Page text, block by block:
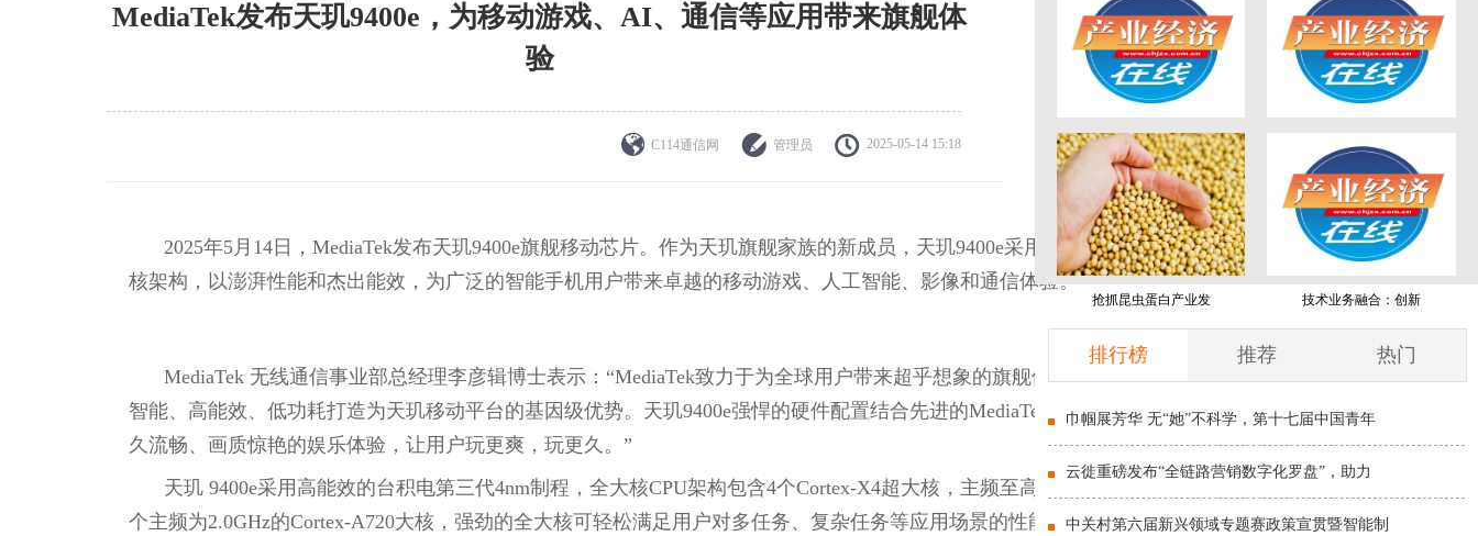
MediaTek发布天玑9400e，为移动游戏、AI、通信等应用带来旗舰体
验
C114通信网 管理员 2025-05-14 15:18
2025年5月14日，MediaTek发布天玑9400e旗舰移动芯片。作为天玑旗舰家族的新成员，天玑9400e采用MediaTek先进的全大
核架构，以澎湃性能和杰出能效，为广泛的智能手机用户带来卓越的移动游戏、人工智能、影像和通信体验。
MediaTek 无线通信事业部总经理李彦辑博士表示：“MediaTek致力于为全球用户带来超乎想象的旗舰体验，将高性能、高
智能、高能效、低功耗打造为天玑移动平台的基因级优势。天玑9400e强悍的硬件配置结合先进的MediaTek游戏技术，可带来持
久流畅、画质惊艳的娱乐体验，让用户玩更爽，玩更久。”
天玑 9400e采用高能效的台积电第三代4nm制程，全大核CPU架构包含4个Cortex-X4超大核，主频至高可达3.4GHz，以及4
个主频为2.0GHz的Cortex-A720大核，强劲的全大核可轻松满足用户对多任务、复杂任务等应用场景的性能需求，同时兼顾出色
蒋泓峰：论少儿阶段
抢抓昆虫蛋白产业发 技术业务融合：创新
排行榜 推荐 热门
巾帼展芳华 无“她”不科学，第十七届中国青年
云徙重磅发布“全链路营销数字化罗盘”，助力
中关村第六届新兴领域专题赛政策宣贯暨智能制